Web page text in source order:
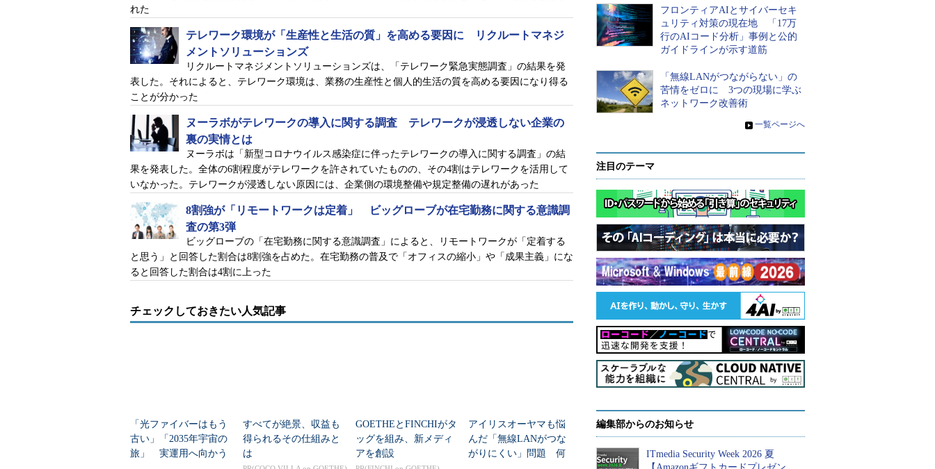
れた
テレワーク環境が「生産性と生活の質」を高める要因に リクルートマネジ
メントソリューションズ
リクルートマネジメントソリューションズは、「テレワーク緊急実態調査」の結果を発
表した。それによると、テレワーク環境は、業務の生産性と個人的生活の質を高める要因になり得る
ことが分かった
ヌーラボがテレワークの導入に関する調査 テレワークが浸透しない企業の
裏の実情とは
ヌーラボは「新型コロナウイルス感染症に伴ったテレワークの導入に関する調査」の結
果を発表した。全体の6割程度がテレワークを許されていたものの、その4割はテレワークを活用して
いなかった。テレワークが浸透しない原因には、企業側の環境整備や規定整備の遅れがあった
8割強が「リモートワークは定着」 ビッグローブが在宅勤務に関する意識調
査の第3弾
ビッグローブの「在宅勤務に関する意識調査」によると、リモートワークが「定着する
と思う」と回答した割合は8割強を占めた。在宅勤務の普及で「オフィスの縮小」や「成果主義」にな
ると回答した割合は4割に上った
チェックしておきたい人気記事
「光ファイバーはもう
古い」「2035年宇宙の
旅」 実運用へ向かう
すべてが絶景、収益も
得られるその仕組みと
は
GOETHEとFINCHIがタ
ッグを組み、新メディ
アを創設
アイリスオーヤマも悩
んだ「無線LANがつな
がりにくい」問題 何
フロンティアAIとサイバーセキ
ュリティ対策の現在地 「17万
行のAIコード分析」事例と公的
ガイドラインが示す道筋
「無線LANがつながらない」の
苦情をゼロに 3つの現場に学ぶ
ネットワーク改善術
» 一覧ページへ
注目のテーマ
編集部からのお知らせ
ITmedia Security Week 2026 夏